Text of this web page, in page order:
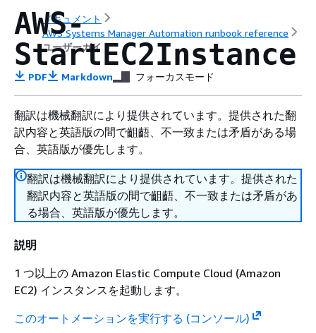
ドキュメント
AWS Systems Manager Automation runbook reference
ユーザーガイド
AWS-
StartEC2Instance
PDF Markdown フォーカスモード
翻訳は機械翻訳により提供されています。提供された翻
訳内容と英語版の間で齟齬、不一致または矛盾がある場
合、英語版が優先します。
翻訳は機械翻訳により提供されています。提供された
翻訳内容と英語版の間で齟齬、不一致または矛盾があ
る場合、英語版が優先します。
説明
1 つ以上の Amazon Elastic Compute Cloud (Amazon
EC2) インスタンスを起動します。
このオートメーションを実行する (コンソール)